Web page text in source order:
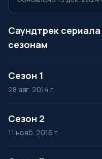
Саундтрек
сезонам
Сезон 1
28 авг. 2014 г.
Сезон 2
11 нояб. 2016 г.